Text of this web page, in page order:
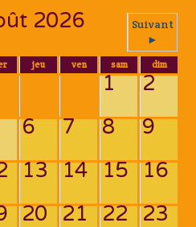
2026
Suivant
►
jeu ven sam dim
1
2
6 7 8
9
13 14 15 16
20 21 22 23